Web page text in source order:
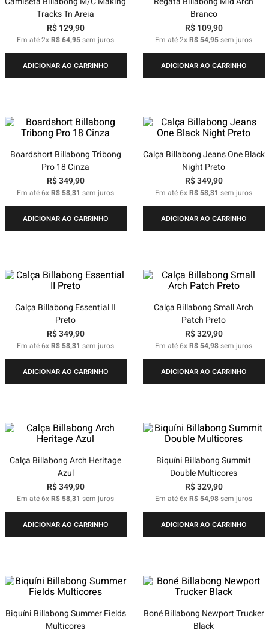
Tracks Tn Areia
R$ 129,90
Em até2xR$64,95sem juros
ADICIONAR AO CARRINHO
Branco
R$ 109,90
Em até2xR$ 54,95sem juros
ADICIONAR AO CARRINHO
Boardshort Billabong Tribong
Pro 18 Cinza
R$349,90
Em até6xR$ 58,31 sem juros
ADICIONAR AO CARRINHO
Calça Billabong Jeans One Black
Night Preto
R$349,90
Em até6xR$ 58,31 sem juros
ADICIONAR AO CARRINHO
Calça Billabong Essential II
Preto
R$349,90
Em até6xR$ 58,31 sem juros
ADICIONAR AO CARRINHO
Calça Billabong Small Arch
Patch Preto
R$329,90
Em até6xR$ 54,98sem juros
ADICIONAR AO CARRINHO
Calça Billabong Arch Heritage
Azul
R$349,90
Em até6xR$ 58,31 sem juros
ADICIONAR AO CARRINHO
Biquíni Billabong Summit
Double Multicores
R$329,90
Em até6xR$ 54,98sem juros
ADICIONAR AO CARRINHO
Biquíni Billabong Summer Fields
Multicores
Boné Billabong Newport Trucker
Black